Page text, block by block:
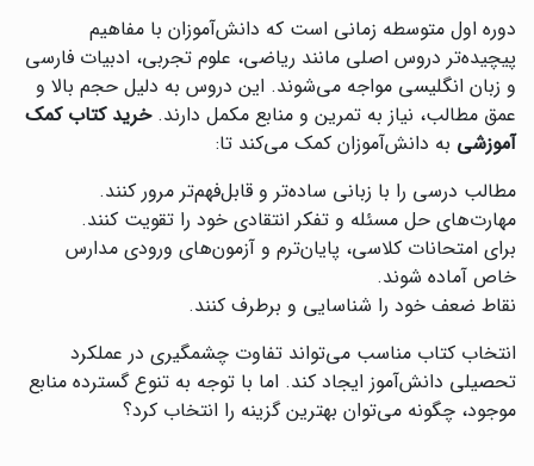
دوره اول متوسطه زمانی است که دانش‌آموزان با مفاهیم
پیچیده‌تر دروس اصلی مانند ریاضی، علوم تجربی، ادبیات فارسی
و زبان انگلیسی مواجه می‌شوند. این دروس به دلیل حجم بالا و
عمق مطالب، نیاز به تمرین و منابع مکمل دارند.خرید کتاب کمک
آموزشی به دانش‌آموزان کمک می‌کند تا:
مطالب درسی را با زبانی ساده‌تر و قابل‌فهم‌تر مرور کنند.
مهارت‌های حل مسئله و تفکر انتقادی خود را تقویت کنند.
برای امتحانات کلاسی، پایان‌ترم و آزمون‌های ورودی مدارس
خاص آماده شوند.
نقاط ضعف خود را شناسایی و برطرف کنند.
انتخاب کتاب مناسب می‌تواند تفاوت چشمگیری در عملکرد
تحصیلی دانش‌آموز ایجاد کند. اما با توجه به تنوع گسترده منابع
موجود، چگونه می‌توان بهترین گزینه را انتخاب کرد؟